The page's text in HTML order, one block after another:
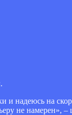
и надеюсь на
не намерен»,